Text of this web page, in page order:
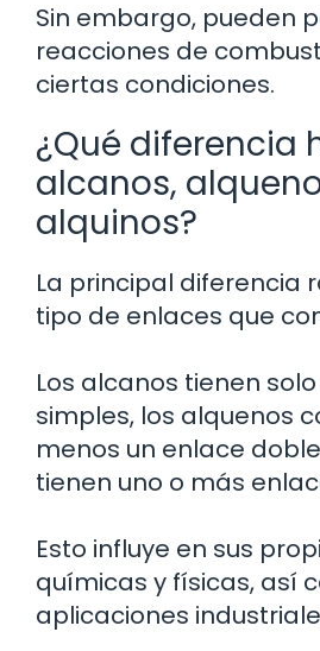
Sin embargo, pueden
reacciones de
ciertas condiciones.
¿Qué diferencia
alcanos,
alquinos?
La principal diferencia
tipo de enlaces que
Los alcanos tienen
simples, los alquenos
menos un enlace
tienen uno o más
Esto influye en sus
químicas y físicas, así
aplicaciones